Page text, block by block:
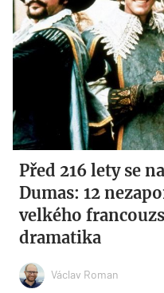
Před 216 lety se
Dumas: 12
velkého
dramatika
Václav Roman